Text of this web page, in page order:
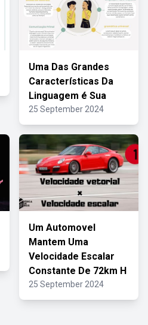
Uma Das Grandes
Características Da
Linguagem é Sua
25 September 2024
Um Automovel
Mantem Uma
Velocidade Escalar
Constante De 72km H
25 September 2024